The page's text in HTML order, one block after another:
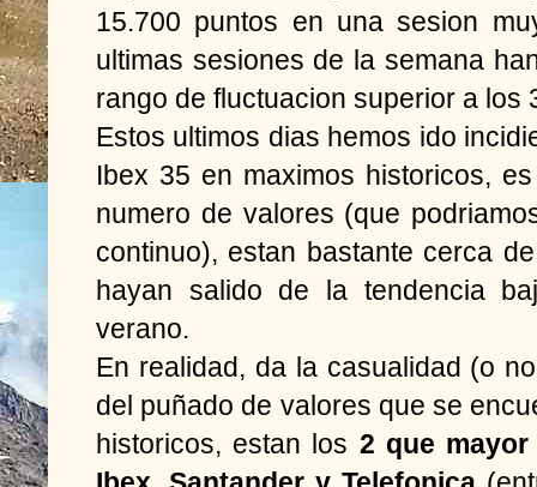
15.700 puntos en una sesion
ultimas sesiones de la semana
rango de fluctuacion superior a los
Estos ultimos dias hemos ido
Ibex 35 en maximos historicos,
numero de valores (que
continuo), estan bastante cerca
hayan salido de la tendencia
verano.
En realidad, da la casualidad (o
del puñado de valores que se
historicos, estan los 2 que